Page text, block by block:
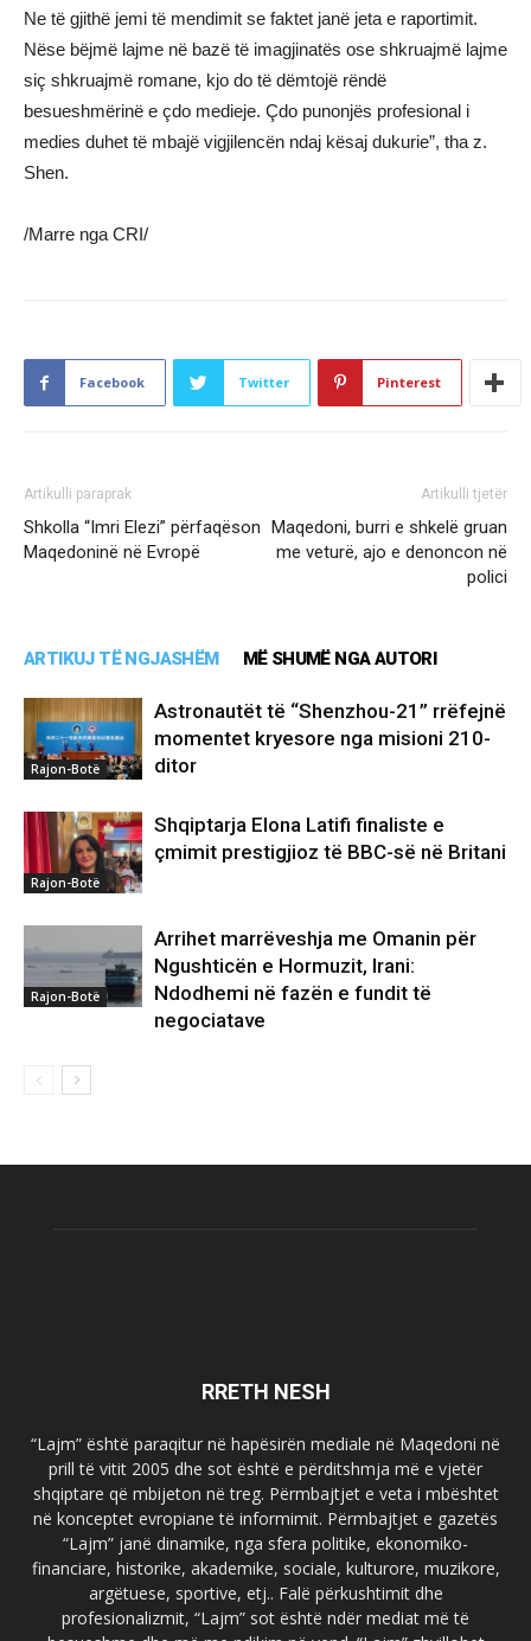
Ne të gjithë jemi të mendimit se faktet janë jeta e raportimit.
Nëse bëjmë lajme në bazë të imagjinatës ose shkruajmë lajme
siç shkruajmë romane, kjo do të dëmtojë rëndë
besueshmërinë e çdo medieje. Çdo punonjës profesional i
medies duhet të mbajë vigjilencën ndaj kësaj dukurie”, tha z.
Shen.
/Marre nga CRI/
Facebook Twitter Pinterest
Artikulli paraprak
Shkolla “Imri Elezi” përfaqëson
Maqedoninë në Evropë
Artikulli tjetër
Maqedoni, burri e shkelë gruan
me veturë, ajo e denoncon në
polici
ARTIKUJ TË NGJASHËM MË SHUMË NGA AUTORI
Rajon-Botë
Astronautët të “Shenzhou-21” rrëfejnë
momentet kryesore nga misioni 210-
ditor
Rajon-Botë
Shqiptarja Elona Latifi finaliste e
çmimit prestigjioz të BBC-së në Britani
Rajon-Botë
Arrihet marrëveshja me Omanin për
Ngushticën e Hormuzit, Irani:
Ndodhemi në fazën e fundit të
negociatave
RRETH NESH
“Lajm” është paraqitur në hapësirën mediale në Maqedoni në
prill të vitit 2005 dhe sot është e përditshmja më e vjetër
shqiptare që mbijeton në treg. Përmbajtjet e veta i mbështet
në konceptet evropiane të informimit. Përmbajtjet e gazetës
“Lajm” janë dinamike, nga sfera politike, ekonomiko-
financiare, historike, akademike, sociale, kulturore, muzikore,
argëtuese, sportive, etj.. Falë përkushtimit dhe
profesionalizmit, “Lajm” sot është ndër mediat më të